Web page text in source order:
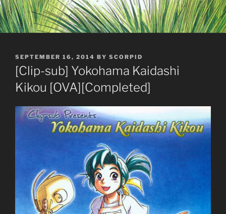
POSTED
ON
SEPTEMBER 16, 2014 BY SCORPID
[Clip-sub] Yokohama Kaidashi
Kikou [OVA][Completed]